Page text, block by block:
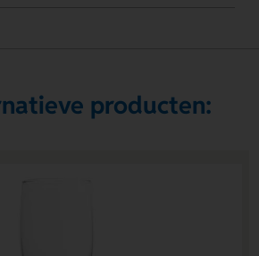
producten: